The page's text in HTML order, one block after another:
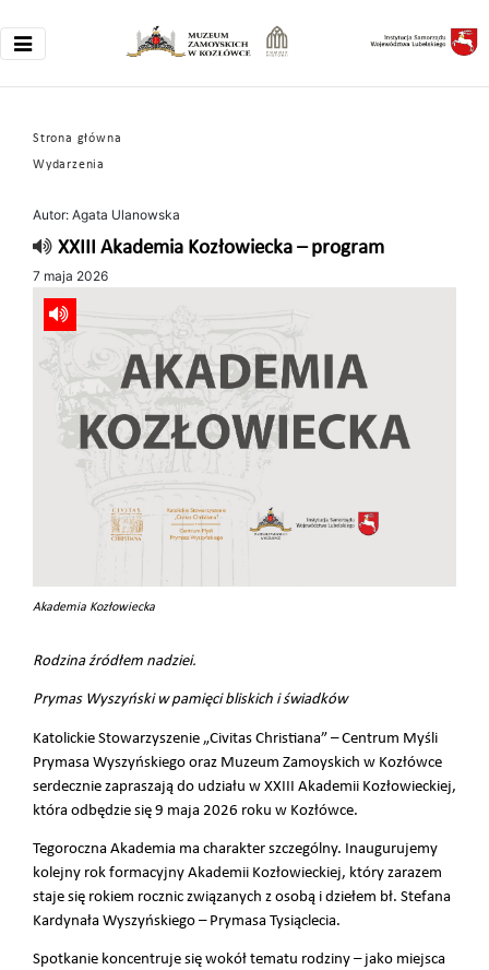
Strona główna
Wydarzenia
Autor: Agata Ulanowska
XXIII Akademia Kozłowiecka – program
7 maja 2026
Akademia Kozłowiecka
Rodzina źródłem nadziei.
Prymas Wyszyński w pamięci bliskich i świadków
Katolickie Stowarzyszenie „Civitas Christiana” – Centrum Myśli
Prymasa Wyszyńskiego oraz Muzeum Zamoyskich w Kozłówce
serdecznie zapraszają do udziału w XXIII Akademii Kozłowieckiej,
która odbędzie się 9 maja 2026 roku w Kozłówce.
Tegoroczna Akademia ma charakter szczególny. Inaugurujemy
kolejny rok formacyjny Akademii Kozłowieckiej, który zarazem
staje się rokiem rocznic związanych z osobą i dziełem bł. Stefana
Kardynała Wyszyńskiego – Prymasa Tysiąclecia.
Spotkanie koncentruje się wokół tematu rodziny – jako miejsca